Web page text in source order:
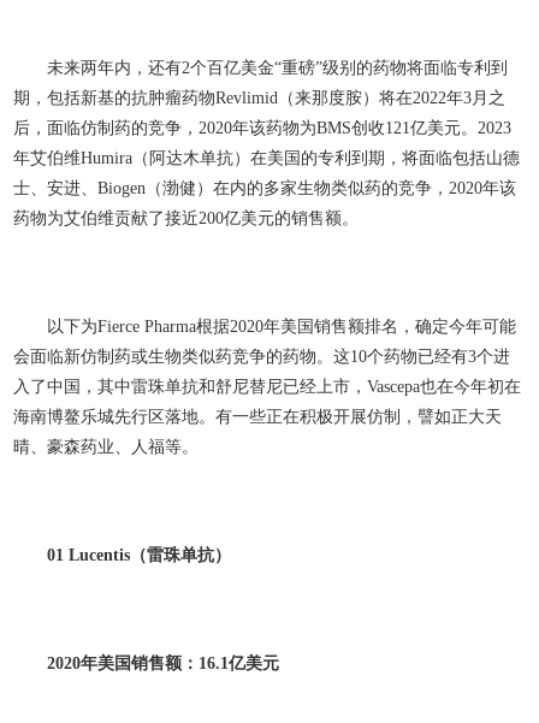
未来两年内，还有2个百亿美金“重磅”级别的药物将面临专利到
期，包括新基的抗肿瘤药物Revlimid（来那度胺）将在2022年3月之
后，面临仿制药的竞争，2020年该药物为BMS创收121亿美元。2023
年艾伯维Humira（阿达木单抗）在美国的专利到期，将面临包括山德
士、安进、Biogen（渤健）在内的多家生物类似药的竞争，2020年该
药物为艾伯维贡献了接近200亿美元的销售额。
以下为Fierce Pharma根据2020年美国销售额排名，确定今年可能
会面临新仿制药或生物类似药竞争的药物。这10个药物已经有3个进
入了中国，其中雷珠单抗和舒尼替尼已经上市，Vascepa也在今年初在
海南博鳌乐城先行区落地。有一些正在积极开展仿制，譬如正大天
晴、豪森药业、人福等。
01 Lucentis （雷珠单抗）
2020年美国销售额：16.1亿美元